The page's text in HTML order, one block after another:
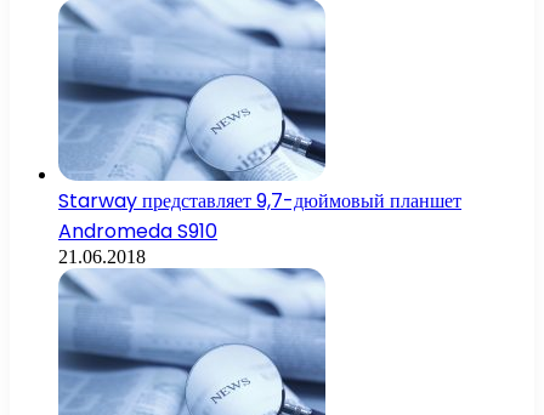
Starway представляет 9,7-дюймовый планшет
Andromeda S910
21.06.2018